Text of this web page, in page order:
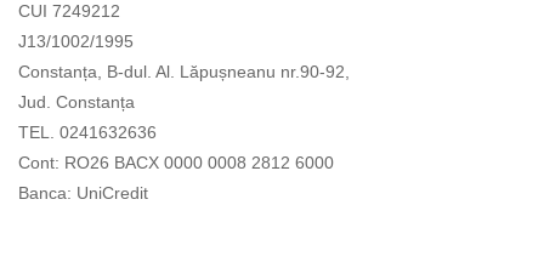
CUI 7249212
J13/1002/1995
Constanța, B-dul. Al. Lăpușneanu nr.90-92,
Jud. Constanța
TEL. 0241632636
Cont: RO26 BACX 0000 0008 2812 6000
Banca: UniCredit